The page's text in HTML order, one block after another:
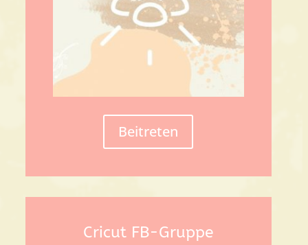
Beitreten
Cricut FB-Gruppe